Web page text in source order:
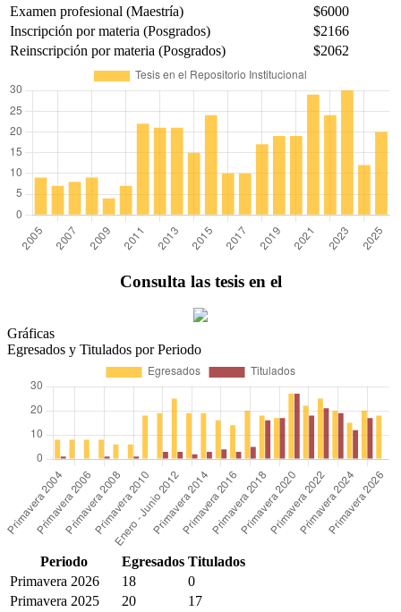
Examen profesional (Maestría)
$6000
Inscripción por materia (Posgrados)
$2166
Reinscripción por materia (Posgrados)
$2062
Consulta las tesis en el
Gráficas
Egresados y Titulados por Periodo
Periodo Egresados Titulados
Primavera 2026
18
0
Primavera 2025
20
17